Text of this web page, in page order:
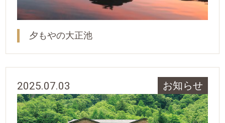
夕もやの大正池
2025.07.03 お知らせ